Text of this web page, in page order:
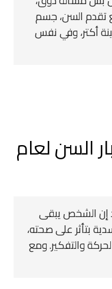
تقدم السن، جسم
أكتر، وفي نفس
السن لعام
إن الشخص يبقى
بتأثر على صحته،
والتفكير. ومع